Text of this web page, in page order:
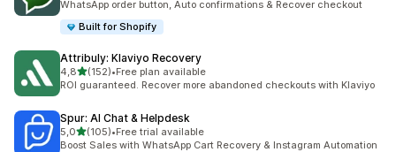
WhatsApp order button, Auto confirmations & Recover checkout
Built for Shopify
Attribuly: Klaviyo Recovery
4,8z 5 hvězd
(152)
Celkový počet recenzí: 152
•Free plan available
ROI guaranteed. Recover more abandoned checkouts with Klaviyo
Spur: AI Chat & Helpdesk
5,0z 5 hvězd
(105)
Celkový počet recenzí: 105
•Free trial available
Boost Sales with WhatsApp Cart Recovery & Instagram Automation